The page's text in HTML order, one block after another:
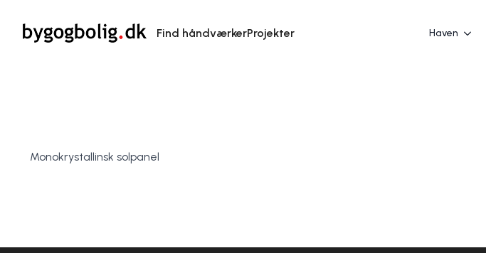
Find håndværkerProjekter Haven
Monokrystallinsk solpanel